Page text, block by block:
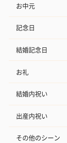
お中元
記念日
結婚記念日
お礼
結婚内祝い
出産内祝い
その他のシーン